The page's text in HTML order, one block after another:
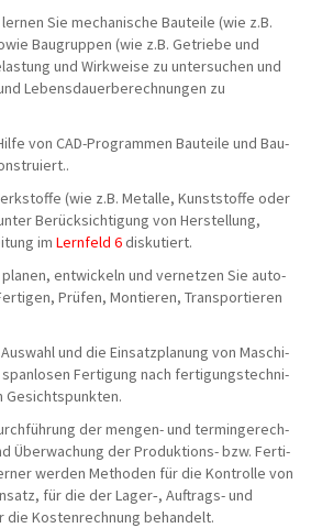
ler­nen Sie mecha­ni­sche Bau­tei­le (wie z.B.
Bau­grup­pen (wie z.B. Getrie­be und
und Wirk­wei­se zu unter­su­chen und
Lebens­dau­er­be­rech­nun­gen zu
von CAD-Pro­gram­men Bau­tei­le und Bau­
(wie z.B. Metal­le, Kunst­stof­fe oder
Berück­sich­ti­gung von Her­stel­lung,
im Lern­feld 6diskutiert.
pla­nen, ent­wi­ckeln und ver­net­zen Sie auto­
Prü­fen, Mon­tie­ren, Trans­por­tie­ren
und die Ein­satz­pla­nung von Maschi­
span­lo­sen Fer­ti­gung nach fer­ti­gungs­tech­ni­
Gesichtspunkten.
der men­gen- und ter­min­ge­rech­
Über­wa­chung der Pro­duk­ti­ons- bzw. Fer­ti­
wer­den Metho­den für die Kon­trol­le von
für die der Lager‑, Auf­trags- und
Kos­ten­rech­nung behandelt.